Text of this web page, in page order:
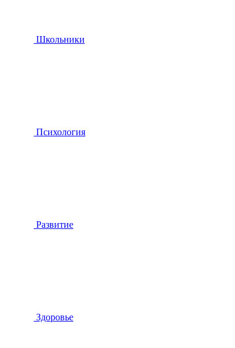
Школьники
Психология
Развитие
Здоровье